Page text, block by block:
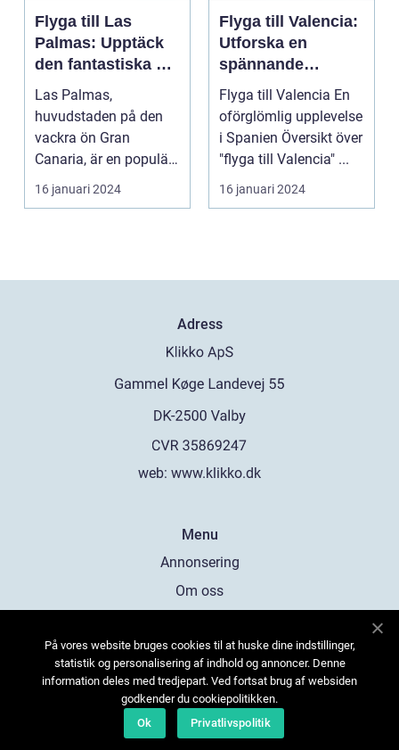
Flyga till Las
Palmas: Upptäck
den fantastiska ön
Gran Canaria
Las Palmas,
huvudstaden på den
vackra ön Gran
Canaria, är en populär
resedestination för
privatperso...
16 januari 2024
Flyga till Valencia:
Utforska en
spännande
destination
Flyga till Valencia En
oförglömlig upplevelse
i Spanien Översikt över
"flyga till Valencia" ...
16 januari 2024
Adress
web: www.klikko.dk
Menu
Annonsering
Om oss
Kontakta oss
Sitemap
På vores website bruges cookies til at huske dine indstillinger,
statistik og personalisering af indhold og annoncer. Denne
information deles med tredjepart. Ved fortsat brug af websiden
godkender du cookiepolitikken.
Ok
Privatlivspolitik